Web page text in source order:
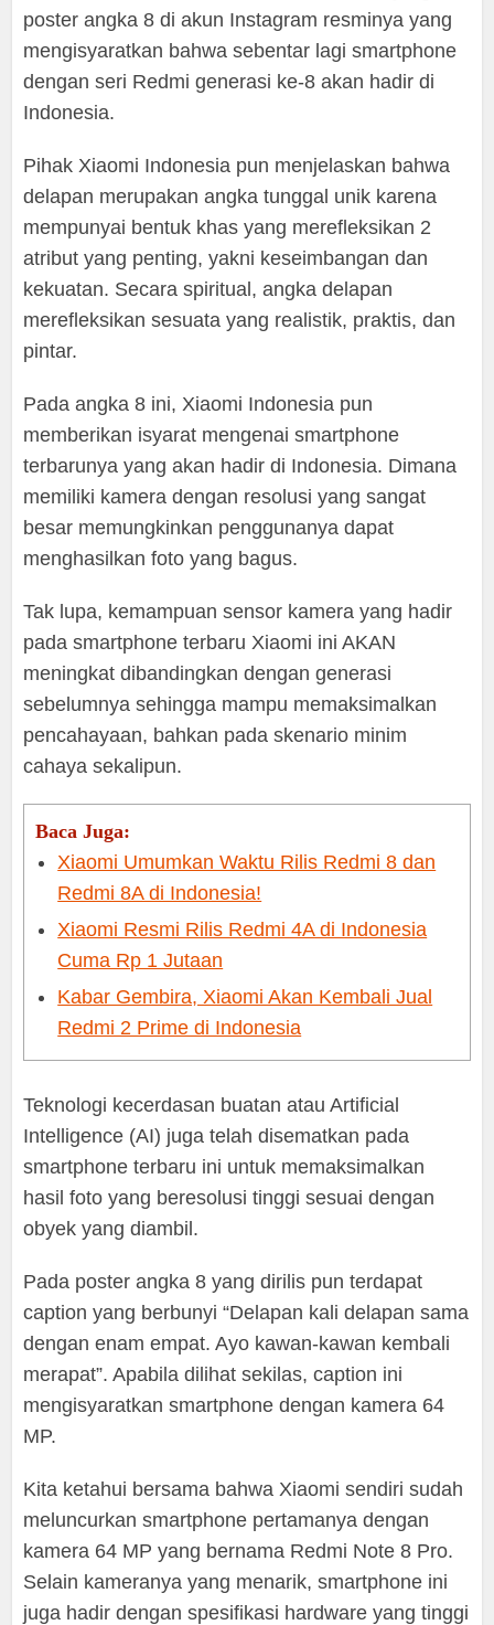
poster angka 8 di akun Instagram resminya yang
mengisyaratkan bahwa sebentar lagi smartphone
dengan seri Redmi generasi ke-8 akan hadir di
Indonesia.
Pihak Xiaomi Indonesia pun menjelaskan bahwa
delapan merupakan angka tunggal unik karena
mempunyai bentuk khas yang merefleksikan 2
atribut yang penting, yakni keseimbangan dan
kekuatan. Secara spiritual, angka delapan
merefleksikan sesuata yang realistik, praktis, dan
pintar.
Pada angka 8 ini, Xiaomi Indonesia pun
memberikan isyarat mengenai smartphone
terbarunya yang akan hadir di Indonesia. Dimana
memiliki kamera dengan resolusi yang sangat
besar memungkinkan penggunanya dapat
menghasilkan foto yang bagus.
Tak lupa, kemampuan sensor kamera yang hadir
pada smartphone terbaru Xiaomi ini AKAN
meningkat dibandingkan dengan generasi
sebelumnya sehingga mampu memaksimalkan
pencahayaan, bahkan pada skenario minim
cahaya sekalipun.
Baca Juga:
Xiaomi Umumkan Waktu Rilis Redmi 8 dan
Redmi 8A di Indonesia!
Xiaomi Resmi Rilis Redmi 4A di Indonesia
Cuma Rp 1 Jutaan
Kabar Gembira, Xiaomi Akan Kembali Jual
Redmi 2 Prime di Indonesia
Teknologi kecerdasan buatan atau Artificial
Intelligence (AI) juga telah disematkan pada
smartphone terbaru ini untuk memaksimalkan
hasil foto yang beresolusi tinggi sesuai dengan
obyek yang diambil.
Pada poster angka 8 yang dirilis pun terdapat
caption yang berbunyi “Delapan kali delapan sama
dengan enam empat. Ayo kawan-kawan kembali
merapat”. Apabila dilihat sekilas, caption ini
mengisyaratkan smartphone dengan kamera 64
MP.
Kita ketahui bersama bahwa Xiaomi sendiri sudah
meluncurkan smartphone pertamanya dengan
kamera 64 MP yang bernama Redmi Note 8 Pro.
Selain kameranya yang menarik, smartphone ini
juga hadir dengan spesifikasi hardware yang tinggi